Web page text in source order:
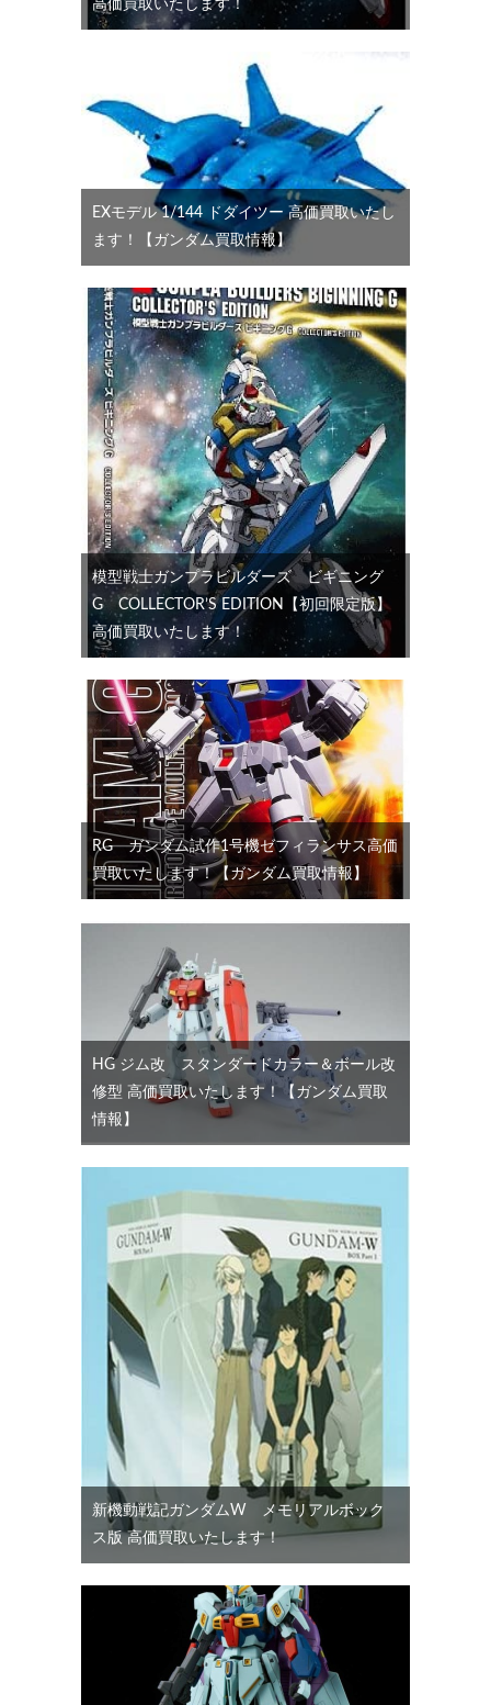
高価買取いたします！
EXモデル 1/144 ドダイツー 高価買取いたし
ます！【ガンダム買取情報】
模型戦士ガンプラビルダーズ ビギニング
G COLLECTOR’S EDITION【初回限定版】
高価買取いたします！
RG ガンダム試作1号機ゼフィランサス高価
買取いたします！【ガンダム買取情報】
HG ジム改 スタンダードカラー＆ボール改
修型 高価買取いたします！【ガンダム買取
情報】
新機動戦記ガンダムW メモリアルボック
ス版 高価買取いたします！